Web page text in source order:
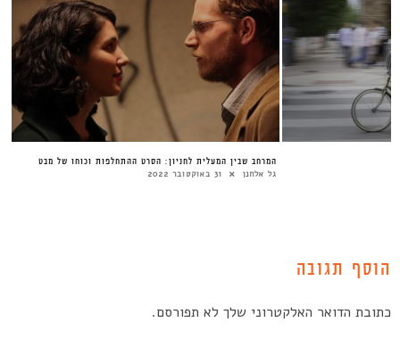
המרחב שבין המעלית לחניון: הסרט ההתחלפות וכוחו של מבט
גל אלחנן 31 באוקטובר 2022
הוסף תגובה
כתובת הדואר האלקטרוני שלך לא תפורסם.